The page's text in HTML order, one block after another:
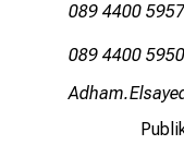
089 4400
089 4400